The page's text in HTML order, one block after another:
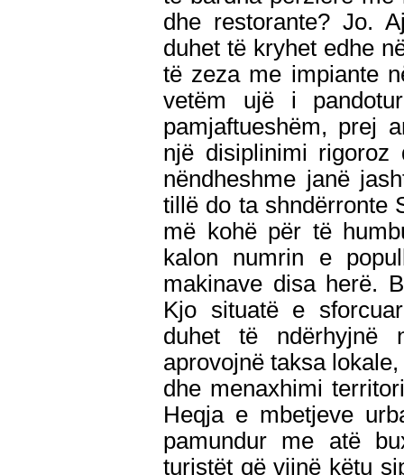
dhe restorante? Jo.
duhet të kryhet edhe
të zeza me impiante
vetëm ujë i
pamjaftueshëm, prej
një disiplinimi rigoroz
nëndheshme janë
tillë do ta shndërronte
më kohë për të
kalon numrin e
makinave disa herë.
Kjo situatë e
duhet të ndërhyjnë
aprovojnë taksa
dhe menaxhimi
Heqja e mbetjeve
pamundur me atë
turistët që vijnë këtu